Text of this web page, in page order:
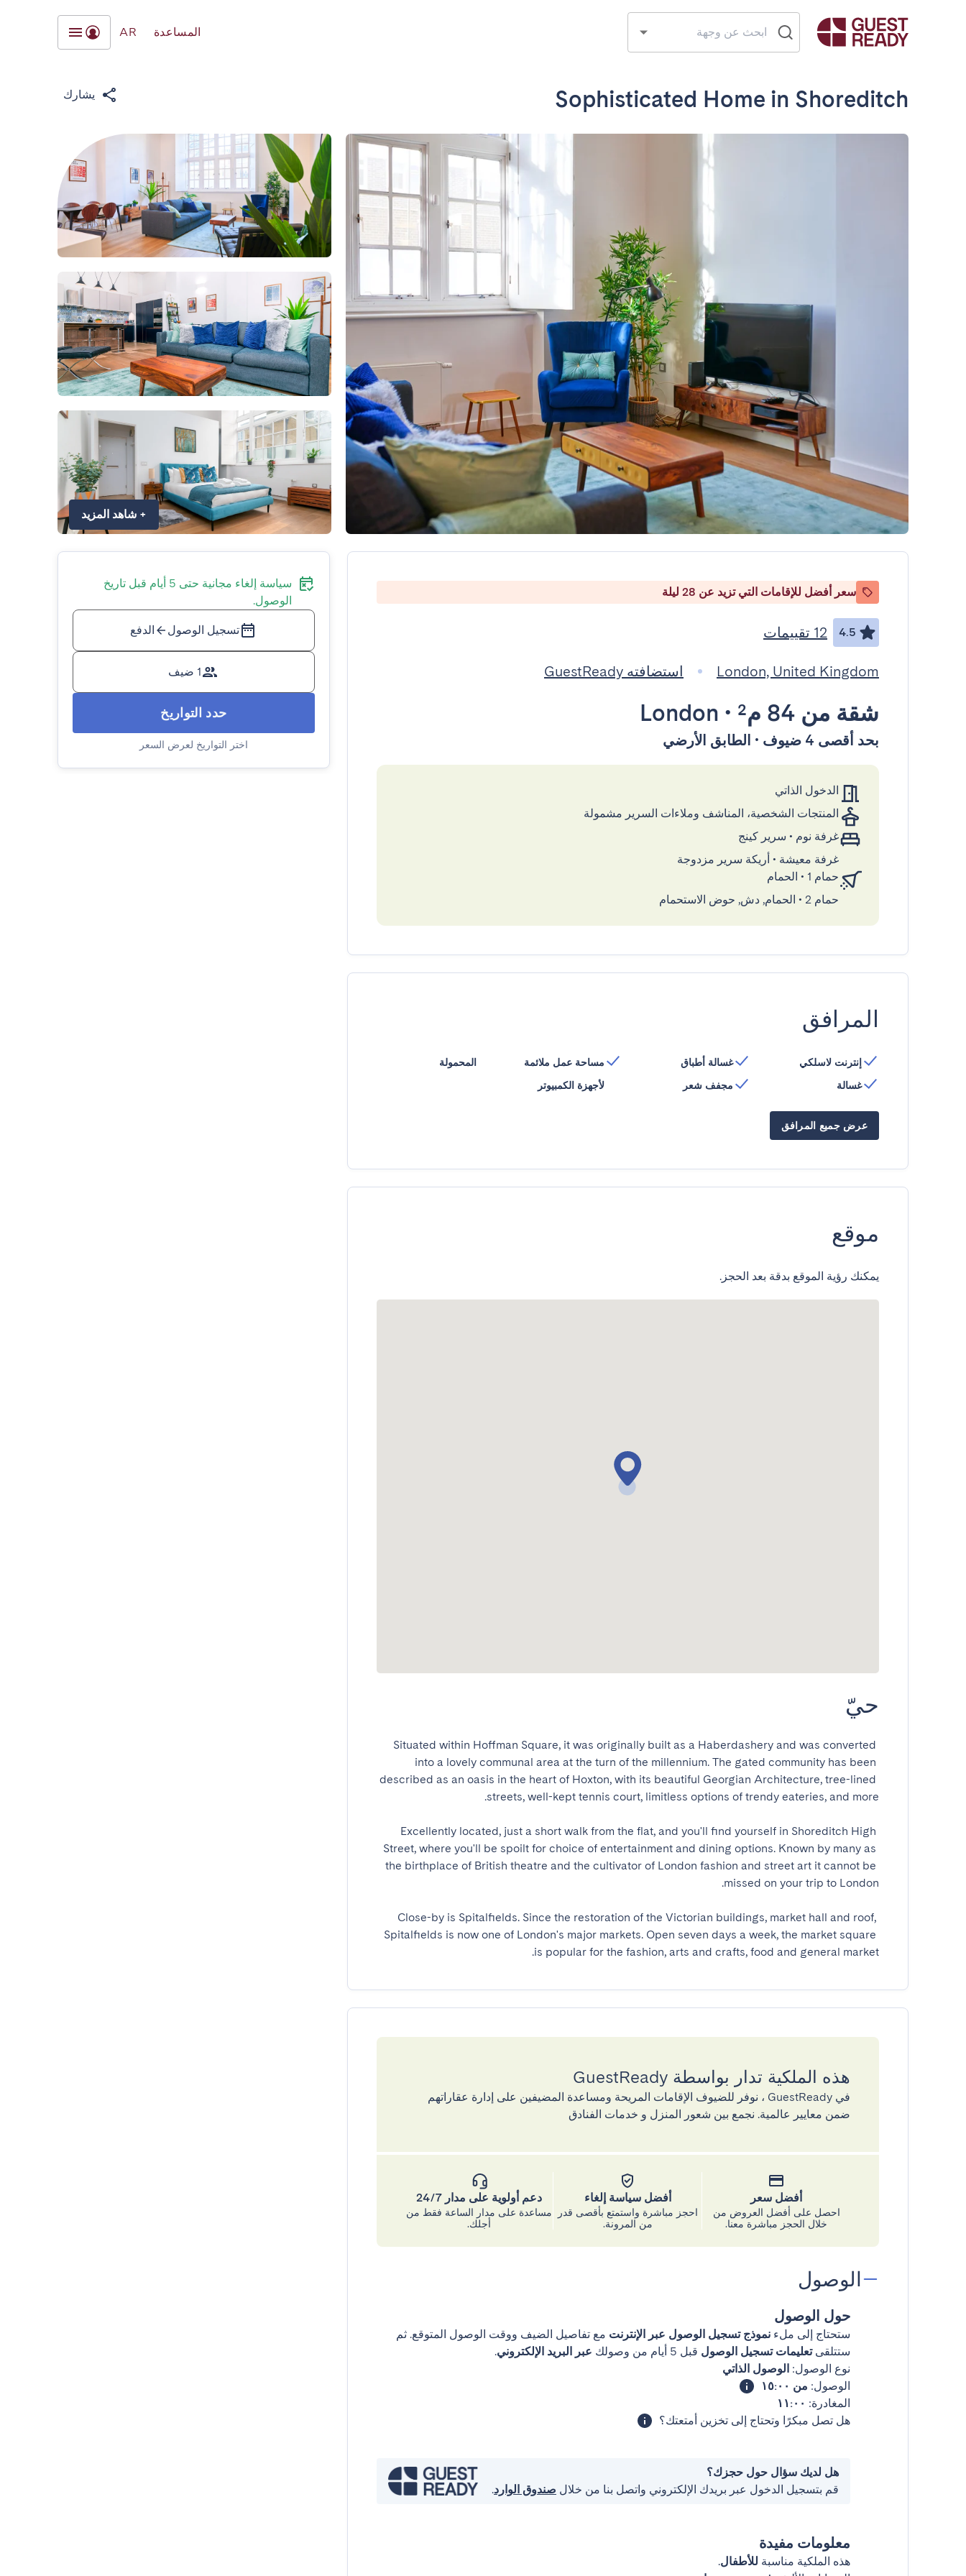
المساعدة AR
Sophisticated Home in Shoreditch يشارك
+ شاهد المزيد
سعر أفضل للإقامات التي تزيد عن 28 ليلة
4.5 12 تقييمات
London, United Kingdom استضافته GuestReady
شقة من 84 م² •
London
بحد أقصى 4 ضيوف • الطابق الأرضي
الدخول الذاتي
المنتجات الشخصية، المناشف وملاءات السرير مشمولة
غرفة نوم • سرير كينج
غرفة معيشة • أريكة سرير مزدوجة
حمام 1
• الحمام
حمام 2
• الحمام, دش, حوض الاستحمام
المرافق
إنترنت لاسلكي
غسالة
غسالة أطباق
مجفف شعر
مساحة عمل ملائمة
لأجهزة الكمبيوتر
المحمولة
عرض جميع المرافق
موقع
يمكنك رؤية الموقع بدقة بعد الحجز.
حيّ
Situated within Hoffman Square, it was originally built as a Haberdashery and was converted
into a lovely communal area at the turn of the millennium. The gated community has been
described as an oasis in the heart of Hoxton, with its beautiful Georgian Architecture, tree-lined
Excellently located, just a short walk from the flat, and you'll find yourself in Shoreditch High
Street, where you'll be spoilt for choice of entertainment and dining options. Known by many as
the birthplace of British theatre and the cultivator of London fashion and street art it cannot be
Close-by is Spitalfields. Since the restoration of the Victorian buildings, market hall and roof,
Spitalfields is now one of London's major markets. Open seven days a week, the market square
is popular for the fashion, arts and crafts, food and general market.
هذه الملكية تدار بواسطة GuestReady
في GuestReady ، نوفر للضيوف الإقامات المريحة ومساعدة المضيفين على إدارة عقاراتهم
ضمن معايير عالمية. نجمع بين شعور المنزل و خدمات الفنادق
أفضل سعر
احصل على أفضل العروض من
خلال الحجز مباشرة معنا.
أفضل سياسة إلغاء
احجز مباشرة واستمتع بأقصى قدر
من المرونة.
دعم أولوية على مدار 24/7
مساعدة على مدار الساعة فقط من
أجلك.
الوصول
حول الوصول
ستحتاج إلى ملء نموذج تسجيل الوصول عبر الإنترنت مع تفاصيل الضيف ووقت الوصول المتوقع. ثم
ستتلقىتعليمات تسجيل الوصول قبل 5 أيام من وصولك عبر البريد الإلكتروني.
نوع الوصول: الوصول الذاتي
الوصول: من ١٥:٠٠
المغادرة: ١١:٠٠
هل تصل مبكرًا وتحتاج إلى تخزين أمتعتك؟
هل لديك سؤال حول حجزك؟
قم بتسجيل الدخول عبر بريدك الإلكتروني واتصل بنا من خلال صندوق الوارد.
معلومات مفيدة
هذه الملكية مناسبة للأطفال.
سياسة إلغاء مجانية حتى 5 أيام قبل تاريخ
الوصول.
تسجيل الوصول الدفع
1 ضيف
حدد التواريخ
اختر التواريخ لعرض السعر